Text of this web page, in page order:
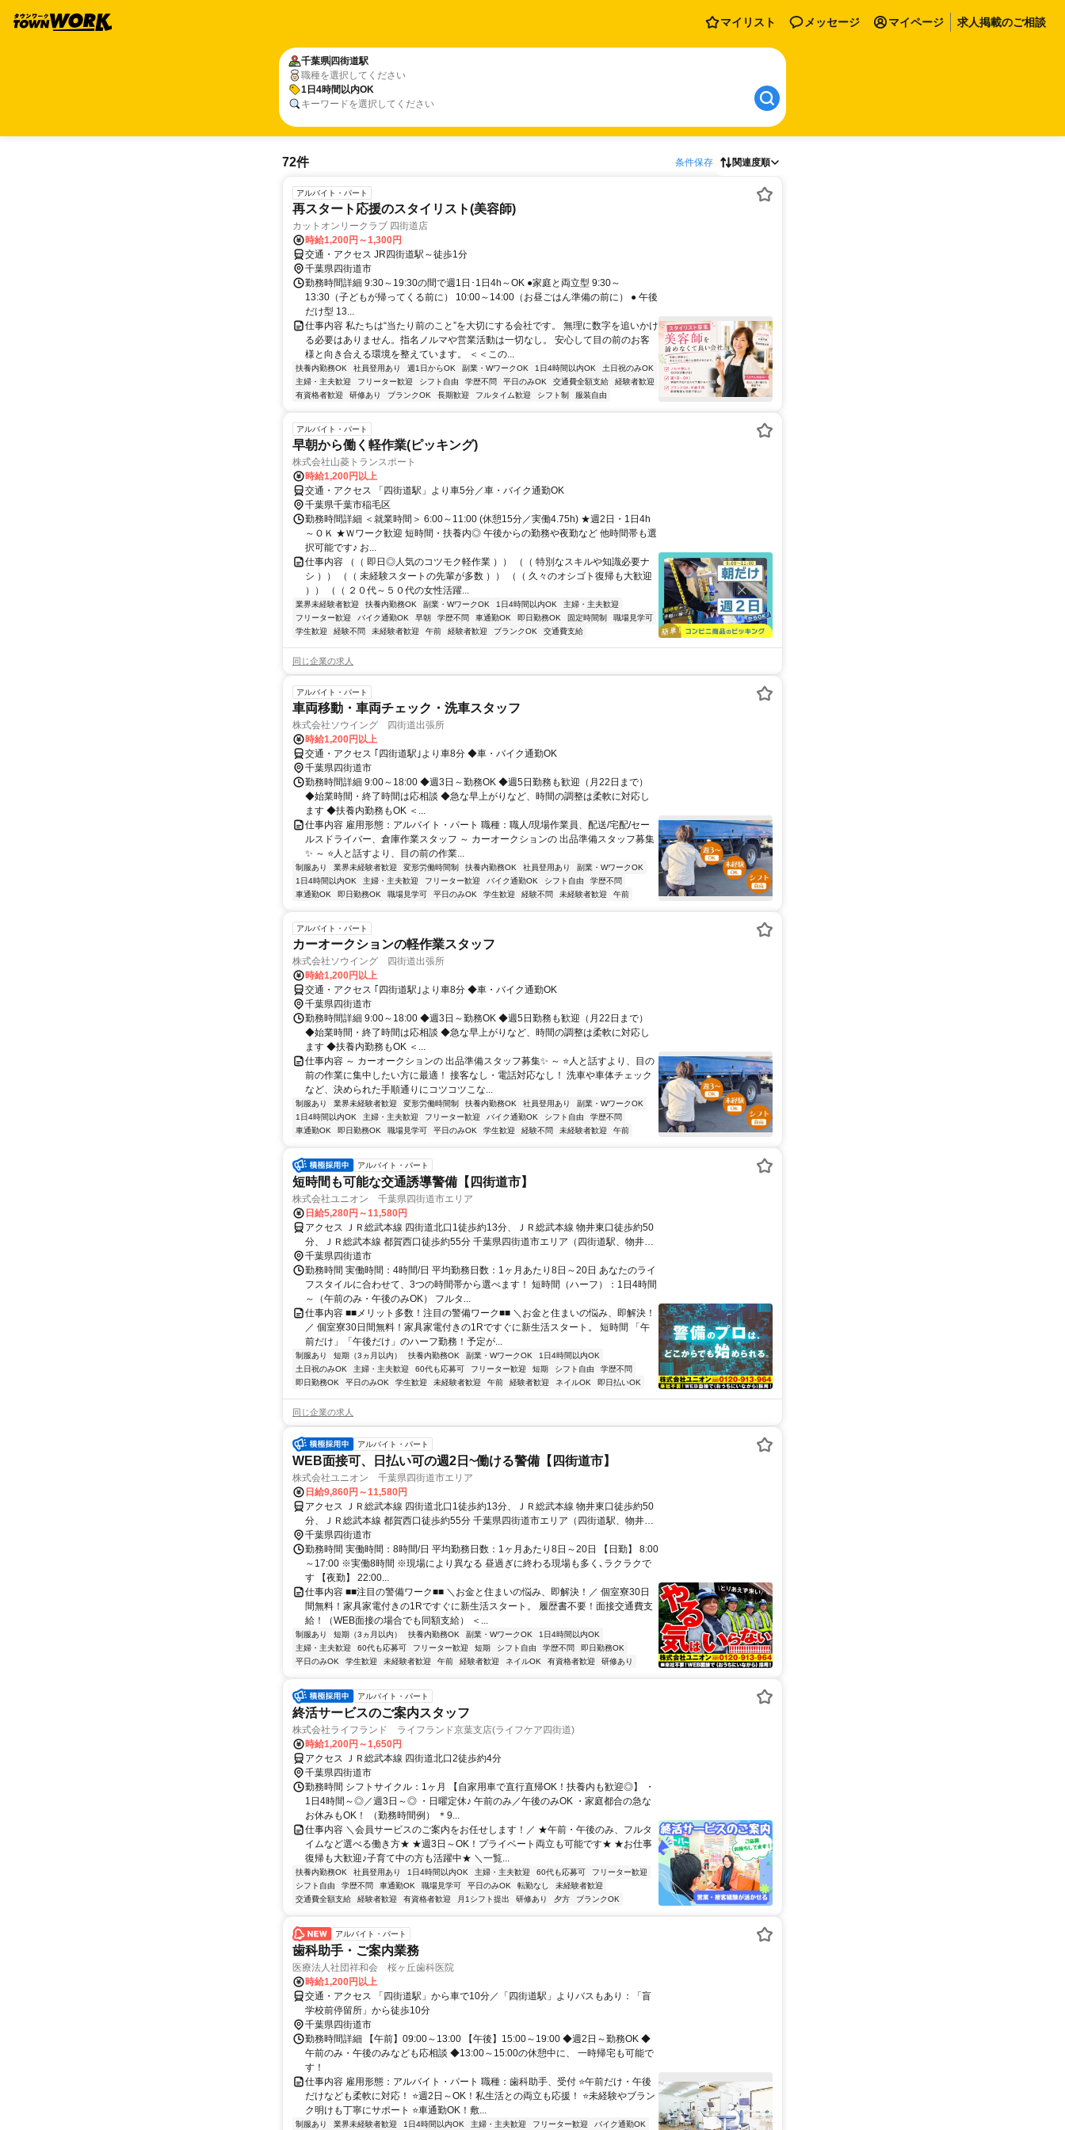
マイリスト メッセージ マイページ 求人掲載のご相談
千葉県 四街道駅
職種を選択してください
1日4時間以内OK
キーワードを選択してください
72件 条件保存 関連度順
アルバイト・パート
再スタート応援のスタイリスト(美容師)
カットオンリークラブ 四街道店
時給1,200円～1,300円
交通・アクセス JR四街道駅～徒歩1分
千葉県四街道市
勤務時間詳細 9:30～19:30の間で週1日･1日4h～OK ●家庭と両立型 9:30～
13:30（子どもが帰ってくる前に） 10:00～14:00（お昼ごはん準備の前に） ● 午後
だけ型 13...
仕事内容 私たちは“当たり前のこと”を大切にする会社です。 無理に数字を追いかけ
る必要はありません。指名ノルマや営業活動は一切なし。 安心して目の前のお客
様と向き合える環境を整えています。 ＜＜この...
扶養内勤務OK 社員登用あり 週1日からOK 副業・WワークOK 1日4時間以内OK
土日祝のみOK
主婦・主夫歓迎
フリーター歓迎 シフト自由 学歴不問 平日のみOK 交通費全額支給
経験者歓迎
有資格者歓迎
研修あり ブランクOK 長期歓迎 フルタイム歓迎 シフト制 服装自由
アルバイト・パート
早朝から働く軽作業(ピッキング)
株式会社山菱トランスポート
時給1,200円以上
交通・アクセス 「四街道駅」より車5分／車・バイク通勤OK
千葉県千葉市稲毛区
勤務時間詳細 ＜就業時間＞ 6:00～11:00 (休憩15分／実働4.75h) ★週2日・1日4h
～ＯＫ ★Ｗワーク歓迎 短時間・扶養内◎ 午後からの勤務や夜勤など 他時間帯も選
択可能です♪ お...
仕事内容 （（ 即日◎人気のコツモク軽作業 ）） （（ 特別なスキルや知識必要ナ
シ ）） （（ 未経験スタートの先輩が多数 ）） （（ 久々のオシゴト復帰も大歓迎
）） （（ ２０代～５０代の女性活躍...
業界未経験者歓迎 扶養内勤務OK 副業・WワークOK 1日4時間以内OK
主婦・主夫歓迎
フリーター歓迎
バイク通勤OK 早朝 学歴不問 車通勤OK 即日勤務OK 固定時間制
職場見学可
学生歓迎
経験不問 未経験者歓迎 午前 経験者歓迎 ブランクOK 交通費支給
同じ企業の求人
アルバイト・パート
車両移動・車両チェック・洗車スタッフ
株式会社ソウイング 四街道出張所
時給1,200円以上
交通・アクセス ｢四街道駅｣より車8分 ◆車・バイク通勤OK
千葉県四街道市
勤務時間詳細 9:00～18:00 ◆週3日～勤務OK ◆週5日勤務も歓迎（月22日まで）
◆始業時間・終了時間は応相談 ◆急な早上がりなど、時間の調整は柔軟に対応し
ます ◆扶養内勤務もOK ＜...
仕事内容 雇用形態：アルバイト・パート 職種：職人/現場作業員、配送/宅配/セー
ルスドライバー、倉庫作業スタッフ ～ カーオークションの 出品準備スタッフ募集
✨ ～ ⭐人と話すより、目の前の作業...
制服あり 業界未経験者歓迎 変形労働時間制 扶養内勤務OK 社員登用あり
副業・WワークOK
1日4時間以内OK
主婦・主夫歓迎 フリーター歓迎 バイク通勤OK シフト自由
学歴不問
車通勤OK
即日勤務OK 職場見学可 平日のみOK 学生歓迎 経験不問 未経験者歓迎 午前
アルバイト・パート
カーオークションの軽作業スタッフ
株式会社ソウイング 四街道出張所
時給1,200円以上
交通・アクセス ｢四街道駅｣より車8分 ◆車・バイク通勤OK
千葉県四街道市
勤務時間詳細 9:00～18:00 ◆週3日～勤務OK ◆週5日勤務も歓迎（月22日まで）
◆始業時間・終了時間は応相談 ◆急な早上がりなど、時間の調整は柔軟に対応し
ます ◆扶養内勤務もOK ＜...
仕事内容 ～ カーオークションの 出品準備スタッフ募集✨ ～ ⭐人と話すより、目の
前の作業に集中したい方に最適！ 接客なし・電話対応なし！ 洗車や車体チェック
など、決められた手順通りにコツコツこな...
制服あり 業界未経験者歓迎 変形労働時間制 扶養内勤務OK 社員登用あり
副業・WワークOK
1日4時間以内OK
主婦・主夫歓迎 フリーター歓迎 バイク通勤OK シフト自由
学歴不問
車通勤OK
即日勤務OK 職場見学可 平日のみOK 学生歓迎 経験不問 未経験者歓迎 午前
アルバイト・パート
短時間も可能な交通誘導警備【四街道市】
株式会社ユニオン 千葉県四街道市エリア
日給5,280円～11,580円
アクセス ＪＲ総武本線 四街道北口1徒歩約13分、ＪＲ総武本線 物井東口徒歩約50
分、ＪＲ総武本線 都賀西口徒歩約55分 千葉県四街道市エリア（四街道駅、物井
駅、佐倉駅、千葉駅等）
千葉県四街道市
勤務時間 実働時間：4時間/日 平均勤務日数：1ヶ月あたり8日～20日 あなたのライ
フスタイルに合わせて、3つの時間帯から選べます！ 短時間（ハーフ）：1日4時間
～（午前のみ・午後のみOK） フルタ...
仕事内容 ■■メリット多数！注目の警備ワーク■■ ＼お金と住まいの悩み、即解決！
／ 個室寮30日間無料！家具家電付きの1Rですぐに新生活スタート。 短時間 「午
前だけ」「午後だけ」のハーフ勤務！予定が...
制服あり 短期（3ヵ月以内） 扶養内勤務OK 副業・WワークOK
1日4時間以内OK
土日祝のみOK
主婦・主夫歓迎 60代も応募可 フリーター歓迎 短期 シフト自由
学歴不問
即日勤務OK
平日のみOK 学生歓迎 未経験者歓迎 午前 経験者歓迎 ネイルOK 即日払いOK
同じ企業の求人
アルバイト・パート
WEB面接可、日払い可の週2日~働ける警備【四街道市】
株式会社ユニオン 千葉県四街道市エリア
日給9,860円～11,580円
アクセス ＪＲ総武本線 四街道北口1徒歩約13分、ＪＲ総武本線 物井東口徒歩約50
分、ＪＲ総武本線 都賀西口徒歩約55分 千葉県四街道市エリア（四街道駅、物井
駅、佐倉駅、千葉駅等）
千葉県四街道市
勤務時間 実働時間：8時間/日 平均勤務日数：1ヶ月あたり8日～20日 【日勤】 8:00
～17:00 ※実働8時間 ※現場により異なる 昼過ぎに終わる現場も多く､ラクラクで
す 【夜勤】 22:00...
仕事内容 ■■注目の警備ワーク■■ ＼お金と住まいの悩み、即解決！／ 個室寮30日
間無料！家具家電付きの1Rですぐに新生活スタート。 履歴書不要！面接交通費支
給！（WEB面接の場合でも同額支給） ＜...
制服あり 短期（3ヵ月以内） 扶養内勤務OK 副業・WワークOK
1日4時間以内OK
主婦・主夫歓迎
60代も応募可 フリーター歓迎 短期 シフト自由 学歴不問
即日勤務OK
平日のみOK
学生歓迎 未経験者歓迎 午前 経験者歓迎 ネイルOK 有資格者歓迎 研修あり
アルバイト・パート
終活サービスのご案内スタッフ
株式会社ライフランド ライフランド京葉支店(ライフケア四街道)
時給1,200円～1,650円
アクセス ＪＲ総武本線 四街道北口2徒歩約4分
千葉県四街道市
勤務時間 シフトサイクル：1ヶ月 【自家用車で直行直帰OK！扶養内も歓迎◎】 ・
1日4時間～◎／週3日～◎ ・日曜定休♪ 午前のみ／午後のみOK ・家庭都合の急な
お休みもOK！ （勤務時間例） ＊9...
仕事内容 ＼会員サービスのご案内をお任せします！／ ★午前・午後のみ、フルタ
イムなど選べる働き方★ ★週3日～OK！プライベート両立も可能です★ ★お仕事
復帰も大歓迎♪子育て中の方も活躍中★ ＼一覧...
扶養内勤務OK 社員登用あり 1日4時間以内OK 主婦・主夫歓迎 60代も応募可
フリーター歓迎
シフト自由
学歴不問 車通勤OK 職場見学可 平日のみOK 転勤なし
未経験者歓迎
交通費全額支給
経験者歓迎 有資格者歓迎 月1シフト提出 研修あり 夕方 ブランクOK
アルバイト・パート
歯科助手・ご案内業務
医療法人社団祥和会 桜ヶ丘歯科医院
時給1,200円以上
交通・アクセス 「四街道駅」から車で10分／「四街道駅」よりバスもあり：「盲
学校前停留所」から徒歩10分
千葉県四街道市
勤務時間詳細 【午前】09:00～13:00 【午後】15:00～19:00 ◆週2日～勤務OK ◆
午前のみ・午後のみなども応相談 ◆13:00～15:00の休憩中に、 一時帰宅も可能で
す！
仕事内容 雇用形態：アルバイト・パート 職種：歯科助手、受付 ⭐午前だけ・午後
だけなども柔軟に対応！ ⭐週2日～OK！私生活との両立も応援！ ⭐未経験やブラン
ク明けも丁寧にサポート ⭐車通勤OK！敷...
制服あり 業界未経験者歓迎 1日4時間以内OK 主婦・主夫歓迎 フリーター歓迎 バイク通勤OK